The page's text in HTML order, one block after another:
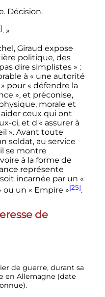
Décision.
. »
Giraud expose
politique, des
dire simplistes » :
à « une autorité
pour « défendre la
», et préconise,
morale et
aider ceux qui ont
ci, et d'« assurer à
». Avant toute
soldat, au service
se montre
à la forme de
représente
incarnée par un «
ou un « Empire »[25].
de
de guerre, durant sa
en Allemagne (date